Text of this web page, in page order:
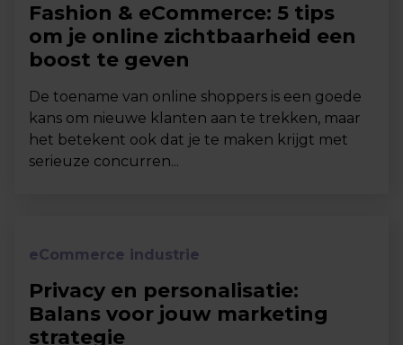
Fashion & eCommerce: 5 tips
om je online zichtbaarheid een
boost te geven
De toename van online shoppers is een goede
kans om nieuwe klanten aan te trekken, maar
het betekent ook dat je te maken krijgt met
serieuze concurren...
eCommerce industrie
Privacy en personalisatie:
Balans voor jouw marketing
strategie